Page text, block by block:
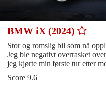
BMW iX (2024)
Stor og romslig bil som nå
Jeg ble negativt overrasket
jeg kjørte min første tur etter
Score 9.6